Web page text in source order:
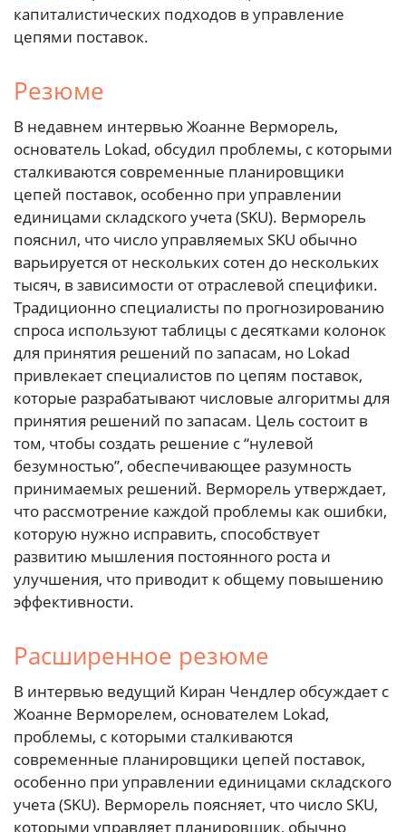
капиталистических подходов в управление
цепями поставок.
Резюме
В недавнем интервью Жоанне Верморель,
основатель Lokad, обсудил проблемы, с которыми
сталкиваются современные планировщики
цепей поставок, особенно при управлении
единицами складского учета (SKU). Верморель
пояснил, что число управляемых SKU обычно
варьируется от нескольких сотен до нескольких
тысяч, в зависимости от отраслевой специфики.
Традиционно специалисты по прогнозированию
спроса используют таблицы с десятками колонок
для принятия решений по запасам, но Lokad
привлекает специалистов по цепям поставок,
которые разрабатывают числовые алгоритмы для
принятия решений по запасам. Цель состоит в
том, чтобы создать решение с “нулевой
безумностью”, обеспечивающее разумность
принимаемых решений. Верморель утверждает,
что рассмотрение каждой проблемы как ошибки,
которую нужно исправить, способствует
развитию мышления постоянного роста и
улучшения, что приводит к общему повышению
эффективности.
Расширенное резюме
В интервью ведущий Киран Чендлер обсуждает с
Жоанне Верморелем, основателем Lokad,
проблемы, с которыми сталкиваются
современные планировщики цепей поставок,
особенно при управлении единицами складского
учета (SKU). Верморель поясняет, что число SKU,
которыми управляет планировщик, обычно